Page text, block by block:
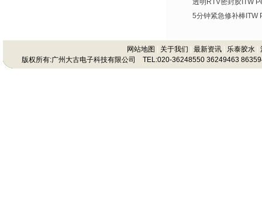
透明RTV密封胶ITW
5分钟紧急修补棒ITW
网站地图 关于我们 最新资讯| 乐泰胶水|
版权所有:广州大古电子科技有限公司 TEL:020-36248550 36249463